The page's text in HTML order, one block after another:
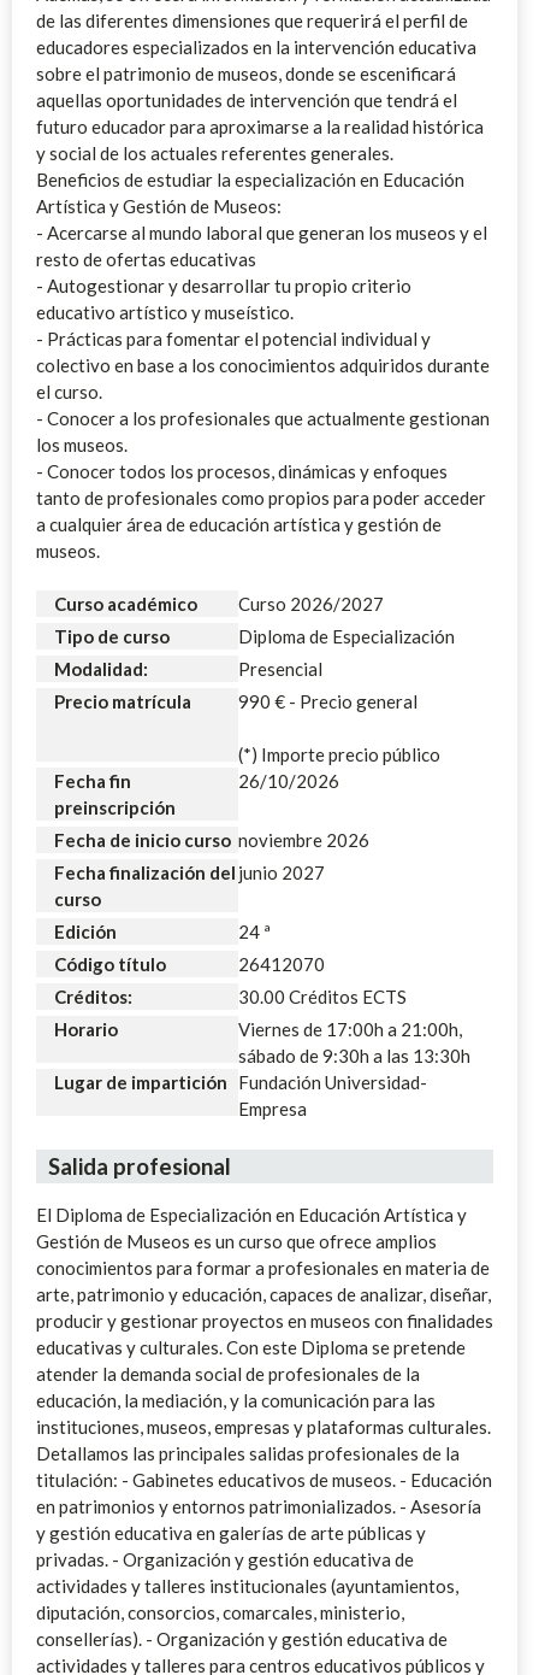
de las diferentes dimensiones que requerirá el perfil de
educadores especializados en la intervención educativa
sobre el patrimonio de museos, donde se escenificará
aquellas oportunidades de intervención que tendrá el
futuro educador para aproximarse a la realidad histórica
y social de los actuales referentes generales.
Beneficios de estudiar la especialización en Educación
Artística y Gestión de Museos:
- Acercarse al mundo laboral que generan los museos y el
resto de ofertas educativas
- Autogestionar y desarrollar tu propio criterio
educativo artístico y museístico.
- Prácticas para fomentar el potencial individual y
colectivo en base a los conocimientos adquiridos durante
el curso.
- Conocer a los profesionales que actualmente gestionan
los museos.
- Conocer todos los procesos, dinámicas y enfoques
tanto de profesionales como propios para poder acceder
a cualquier área de educación artística y gestión de
museos.
Curso académico
Curso 2026/2027
Tipo de curso
Diploma de Especialización
Modalidad:
Presencial
Precio matrícula
990 € - Precio general
(*) Importe precio público
Fecha fin
preinscripción
26/10/2026
Fecha de inicio curso noviembre 2026
Fecha finalización del
curso
junio 2027
Edición
24 ª
Código título
26412070
Créditos:
30.00 Créditos ECTS
Horario
Viernes de 17:00h a 21:00h,
sábado de 9:30h a las 13:30h
Lugar de impartición
Fundación Universidad-
Empresa
Salida profesional
El Diploma de Especialización en Educación Artística y
Gestión de Museos es un curso que ofrece amplios
conocimientos para formar a profesionales en materia de
arte, patrimonio y educación, capaces de analizar, diseñar,
producir y gestionar proyectos en museos con finalidades
educativas y culturales. Con este Diploma se pretende
atender la demanda social de profesionales de la
educación, la mediación, y la comunicación para las
instituciones, museos, empresas y plataformas culturales.
Detallamos las principales salidas profesionales de la
titulación: - Gabinetes educativos de museos. - Educación
en patrimonios y entornos patrimonializados. - Asesoría
y gestión educativa en galerías de arte públicas y
privadas. - Organización y gestión educativa de
actividades y talleres institucionales (ayuntamientos,
diputación, consorcios, comarcales, ministerio,
consellerías). - Organización y gestión educativa de
actividades y talleres para centros educativos públicos y